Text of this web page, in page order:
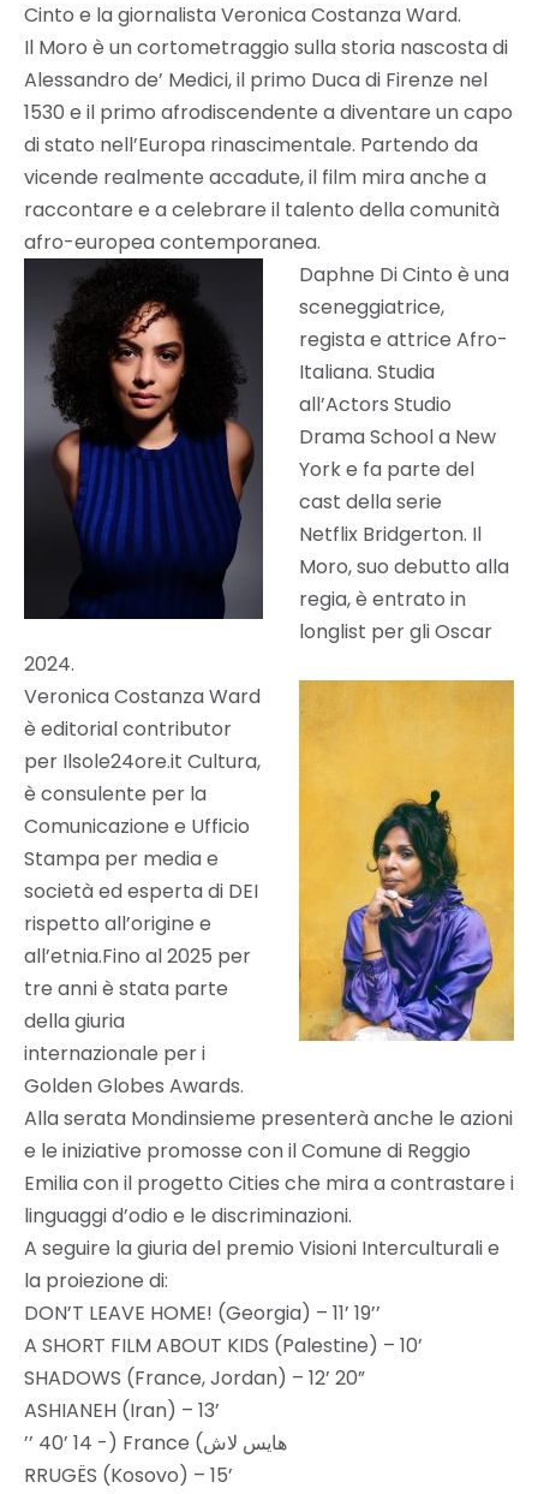
Cinto e la giornalista Veronica Costanza Ward.
Il Moro è un cortometraggio sulla storia nascosta di
Alessandro de’ Medici, il primo Duca di Firenze nel
1530 e il primo afrodiscendente a diventare un capo
di stato nell’Europa rinascimentale. Partendo da
vicende realmente accadute, il film mira anche a
raccontare e a celebrare il talento della comunità
afro-europea contemporanea.
Daphne Di Cinto è una
sceneggiatrice,
regista e attrice Afro-
Italiana. Studia
all’Actors Studio
Drama School a New
York e fa parte del
cast della serie
Netflix Bridgerton. Il
Moro, suo debutto alla
regia, è entrato in
longlist per gli Oscar
2024.
Veronica Costanza Ward
è editorial contributor
per Ilsole24ore.it Cultura,
è consulente per la
Comunicazione e Ufficio
Stampa per media e
società ed esperta di DEI
rispetto all’origine e
all’etnia.Fino al 2025 per
tre anni è stata parte
della giuria
internazionale per i
Golden Globes Awards.
Alla serata Mondinsieme presenterà anche le azioni
e le iniziative promosse con il Comune di Reggio
Emilia con il progetto Cities che mira a contrastare i
linguaggi d’odio e le discriminazioni.
A seguire la giuria del premio Visioni Interculturali e
la proiezione di:
DON’T LEAVE HOME! (Georgia) – 11’ 19’’
A SHORT FILM ABOUT KIDS (Palestine) – 10’
SHADOWS (France, Jordan) – 12’ 20”
ASHIANEH (Iran) – 13’
’’ 40’ 14 -) France (هایس لاش
RRUGËS (Kosovo) – 15’